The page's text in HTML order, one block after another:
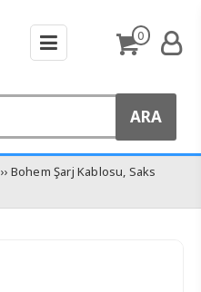
0
›› Bohem Şarj Kablosu, Saks